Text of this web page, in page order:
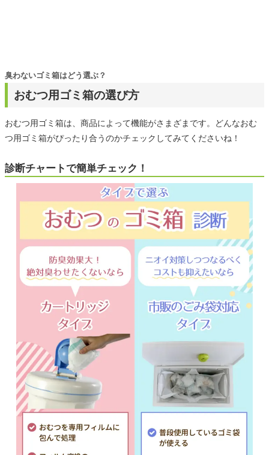
おむつ用ゴミ箱の選び方
臭わないゴミ箱はどう選ぶ？
おむつ用ゴミ箱は、商品によって機能がさまざまです。どんなおむ
つ用ゴミ箱がぴったり合うのかチェックしてみてくださいね！
診断チャートで簡単チェック！